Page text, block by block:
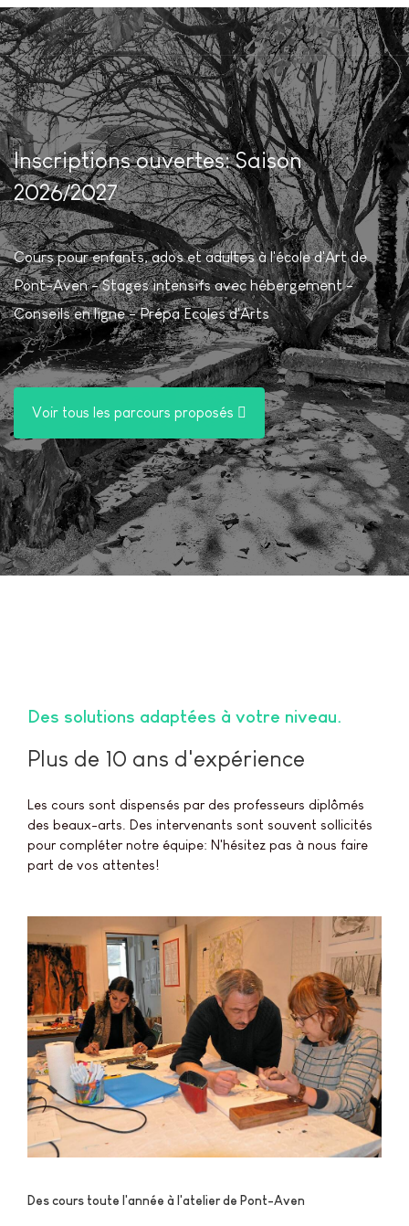
Inscriptions ouvertes: Saison
2026/2027
Cours pour enfants, ados et adultes à l'école d'Art de
Pont-Aven - Stages intensifs avec hébergement -
Conseils en ligne - Prépa Ecoles d'Arts
Voir tous les parcours proposés
Des solutions adaptées à votre niveau
Plus de 10 ans d'expérience
Les cours sont dispensés par des professeurs diplômés
des beaux-arts. Des intervenants sont souvent sollicités
pour compléter notre équipe: N'hésitez pas à nous faire
part de vos attentes!
Des cours toute l'année à l'atelier de Pont-Aven